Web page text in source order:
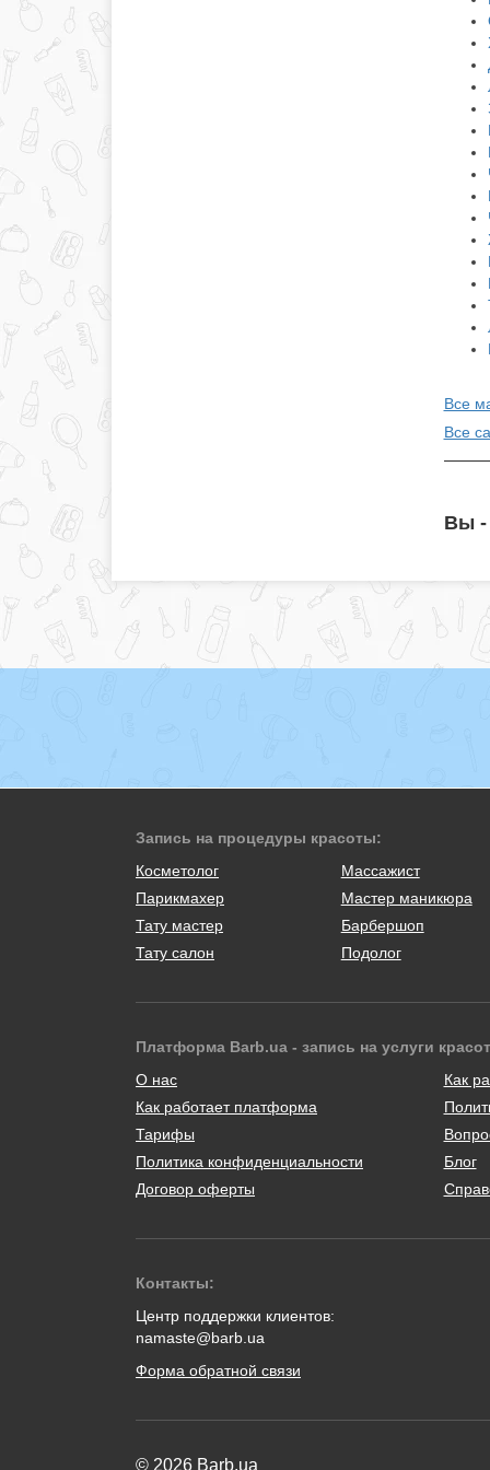
Все
Все
Вы -
Запись на процедуры красоты:
Косметолог
Массажист
Парикмахер
Мастер маникюра
Тату мастер
Барбершоп
Тату салон
Подолог
Платформа Barb.ua - запись на услуги
О нас
Как работает платформа
Тарифы
Политика конфиденциальности
Договор оферты
Как
Блог
Контакты:
Центр поддержки клиентов:
namaste@barb.ua
Форма обратной связи
© 2026 Barb.ua